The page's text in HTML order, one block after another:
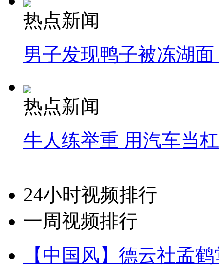
热点新闻
男子发现鸭子被冻湖
热点新闻
牛人练举重 用汽车当
24小时视频排行
一周视频排行
【中国风】德云社孟